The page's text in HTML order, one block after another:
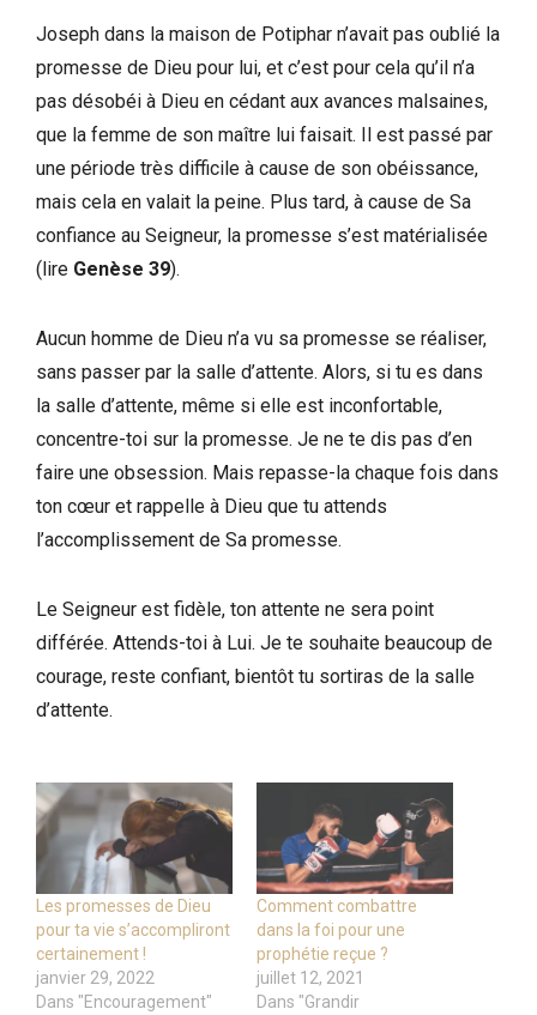
Joseph dans la maison de Potiphar n’avait pas oublié la
promesse de Dieu pour lui, et c’est pour cela qu’il n’a
pas désobéi à Dieu en cédant aux avances malsaines,
que la femme de son maître lui faisait. Il est passé par
une période très difficile à cause de son obéissance,
mais cela en valait la peine. Plus tard, à cause de Sa
confiance au Seigneur, la promesse s’est matérialisée
(lire Genèse 39).
Aucun homme de Dieu n’a vu sa promesse se réaliser,
sans passer par la salle d’attente. Alors, si tu es dans
la salle d’attente, même si elle est inconfortable,
concentre-toi sur la promesse. Je ne te dis pas d’en
faire une obsession. Mais repasse-la chaque fois dans
ton cœur et rappelle à Dieu que tu attends
l’accomplissement de Sa promesse.
Le Seigneur est fidèle, ton attente ne sera point
différée. Attends-toi à Lui. Je te souhaite beaucoup de
courage, reste confiant, bientôt tu sortiras de la salle
d’attente.
Les promesses de Dieu
pour ta vie s’accompliront
certainement !
janvier 29, 2022
Dans "Encouragement"
Comment combattre
dans la foi pour une
prophétie reçue ?
juillet 12, 2021
Dans "Grandir